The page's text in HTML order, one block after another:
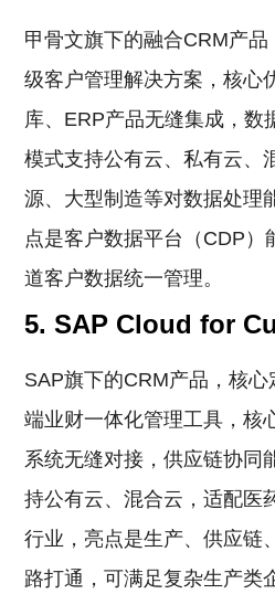
甲骨文旗下的融合CRM产
级客户管理解决方案，核心
库、ERP产品无缝集成，数
模式支持公有云、私有云、
源、大型制造等对数据处理
点是客户数据平台（CDP）
道客户数据统一管理。
5. SAP Cloud for
SAP旗下的CRM产品，核心
端业财一体化管理工具，核
系统无缝对接，供应链协同
持公有云、混合云，适配医
行业，亮点是生产、供应链
路打通，可满足复杂生产类